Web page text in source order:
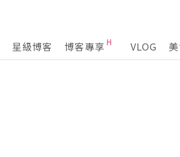
星級博客 博客專享 VLOG